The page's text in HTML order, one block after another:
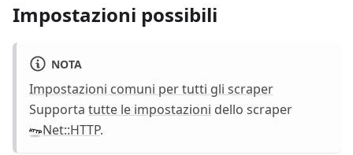
Impostazioni possibili
NOTA
Impostazioni comuni per tutti gli scraper
Supporta tutte le impostazioni dello scraper
Net::HTTP.